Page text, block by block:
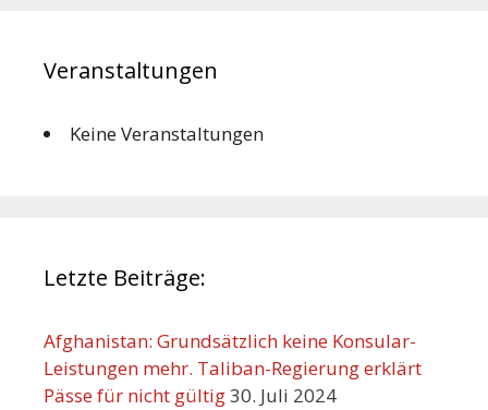
Veranstaltungen
Keine Veranstaltungen
Letzte Beiträge:
Afghanistan: Grundsätzlich keine Konsular-
Leistungen mehr. Taliban-Regierung erklärt
Pässe für nicht gültig30. Juli 2024